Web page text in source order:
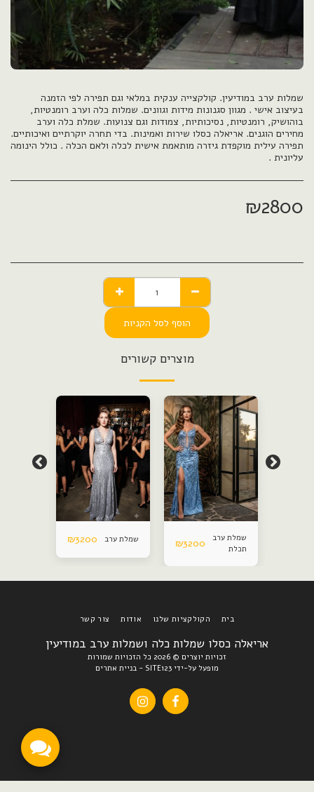
שמלות ערב במודיעין. קולקצייה ענקית במלאי וגם תפירה לפי הזמנה
בעיצוב אישי . מגוון סגנונות מידות וגוונים. שמלות כלה וערב רומנטיות,
בוהושיק, רומנטיות, נסיכותיות, צמודות וגם צנועות. שמלת כלה וערב
מחירים הוגנים. אריאלה כסלו שירות ואמינות. בדי תחרה יוקרתיים ואיכותיים.
תפירה עילית מוקפדת גיזרה מותאמת אישית לכלה ולאם הכלה . כולל הינומה
עליונית .
₪2800
הוסף לסל הקניות
מוצרים קשורים
שמלת ערב
תכלת
₪3200 שמלת ערב ₪3200
אריאלה כסלו שמלות כלה ושמלות ערב במודיעין
זכויות יוצרים © 2026 כל הזכויות שמורות
מופעל על-ידי SITE123
- בניית אתרים
בית הקולקציות שלנו אודות צור קשר